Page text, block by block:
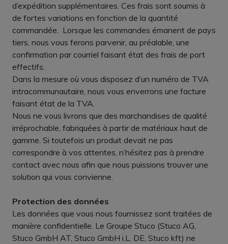
d’expédition supplémentaires. Ces frais sont soumis à
de fortes variations en fonction de la quantité
commandée. Lorsque les commandes émanent de pays
tiers, nous vous ferons parvenir, au préalable, une
confirmation par courriel faisant état des frais de port
effectifs.
Dans la mesure où vous disposez d’un numéro de TVA
intracommunautaire, nous vous enverrons une facture
faisant état de la TVA.
Nous ne vous livrons que des marchandises de qualité
irréprochable, fabriquées à partir de matériaux haut de
gamme. Si toutefois un produit devait ne pas
correspondre à vos attentes, n’hésitez pas à prendre
contact avec nous afin que nous puissions trouver une
solution qui vous convienne.
Protection des données
Les données que vous nous fournissez sont traitées de
manière confidentielle. Le Groupe Stuco (Stuco AG,
Stuco GmbH AT, Stuco GmbH i.L. DE, Stuco kft) ne